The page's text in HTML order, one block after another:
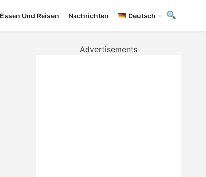
Essen Und Reisen Nachrichten Deutsch
Advertisements